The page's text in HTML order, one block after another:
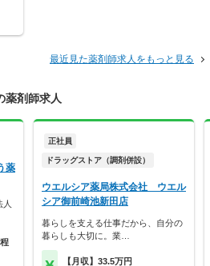
最近見た薬剤師求人をもっと見る
薬剤師求人
薬
人
正社員
ドラッグストア（調剤併設）
ウエルシア薬局株式会社 ウエル
シア御前崎池新田店
暮らしを支える仕事だから、自分の
暮らしも大切に。業…
【月収】33.5万円